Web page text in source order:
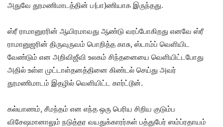
அதுவே தூமணிமாடத்தின் ப(பா)ணியாக இருந்தது.
ஸ்ரீ ராமானுரரின் ஆயிரமாவது ஆண்டு வரப்போகிறது எனவே ஸ்ரீ
ராமானுஜரின் திருவுருவம் பொறித்த காசு, ஸ்டாம்ப் வெளியிட
வேண்டும் என அறிவிஜீவி உலகம் சிந்தனையை வெளியிட்டபோது
அதில் உள்ள முட்டாள்தனத்தினை கிண்டல் செய்து அவர்
தூமணிமாடம் இதழில் வெளியிட்ட கார்ட்டூன்.
கல்யாணம், சீமந்தம் என எந்த ஒரு பெரிய சிறிய குடும்ப
விசேஷமானாலும் நடுத்தர வயதுக்காரர்கள் பத்துபேர் ஸம்ப்ரதாயம்